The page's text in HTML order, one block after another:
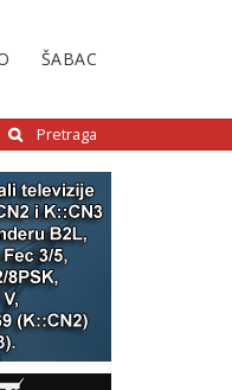
ŠABAC
Pretraga